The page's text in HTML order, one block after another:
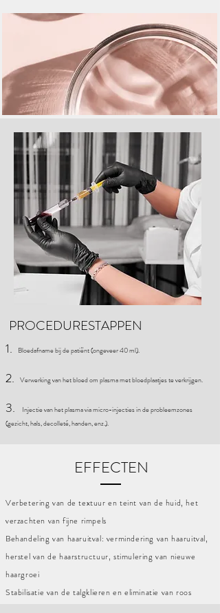
PROCEDURESTAPPEN
1. Bloedafname bij de patiënt (ongeveer 40 ml).
2. Verwerking van het bloed om plasma met bloedplaatjes te verkrijgen.
3.
Injectie van het plasma via micro-injecties in de probleemzones
(gezicht, hals, decolleté, handen, enz.).
EFFECTEN
Verbetering van de textuur en teint van de huid, het
verzachten van fijne rimpels​
Behandeling van haaruitval: vermindering van haaruitval,
herstel van de haarstructuur, stimulering van nieuwe
haargroei
Stabilisatie van de talgklieren en eliminatie van roos